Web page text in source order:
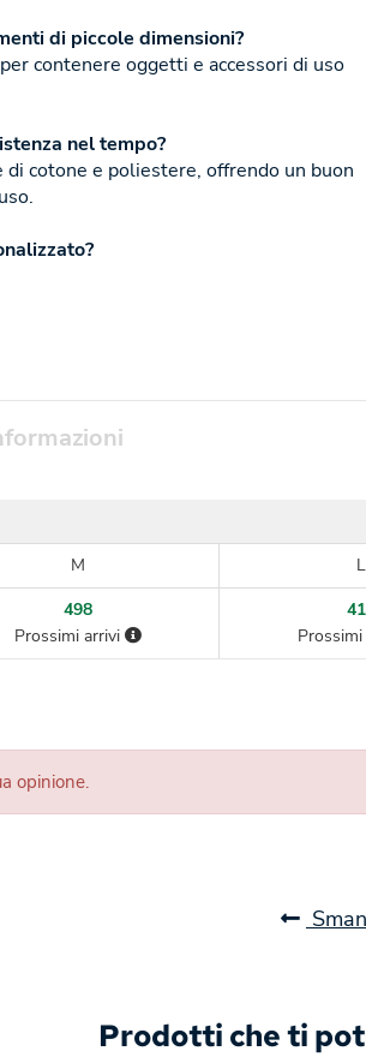
di piccole dimensioni?
contenere oggetti e accessori di uso
nel tempo?
cotone e poliestere, offrendo un buon
M L
498
Prossimi arrivi
opinione.
Prodotti che ti